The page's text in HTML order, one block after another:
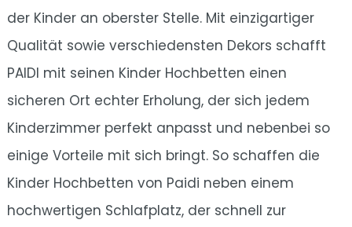
der Kinder an oberster Stelle. Mit einzigartiger
Qualität sowie verschiedensten Dekors schafft
PAIDI mit seinen Kinder Hochbetten einen
sicheren Ort echter Erholung, der sich jedem
Kinderzimmer perfekt anpasst und nebenbei so
einige Vorteile mit sich bringt. So schaffen die
Kinder Hochbetten von Paidi neben einem
hochwertigen Schlafplatz, der schnell zur